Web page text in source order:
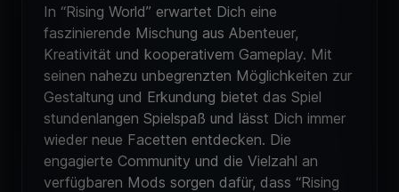
In “Rising World” erwartet Dich eine
faszinierende Mischung aus Abenteuer,
Kreativität und kooperativem Gameplay. Mit
seinen nahezu unbegrenzten Möglichkeiten zur
Gestaltung und Erkundung bietet das Spiel
stundenlangen Spielspaß und lässt Dich immer
wieder neue Facetten entdecken. Die
engagierte Community und die Vielzahl an
verfügbaren Mods sorgen dafür, dass “Rising